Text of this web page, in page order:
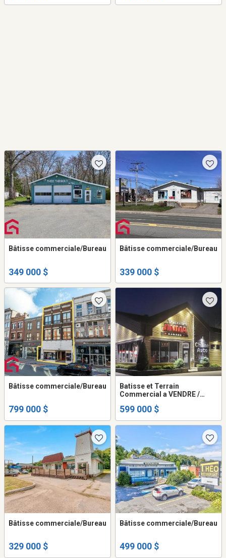
Bâtisse commerciale/Bureau
349 000 $
Bâtisse commerciale/Bureau
339 000 $
Bâtisse commerciale/Bureau
799 000 $
Batisse et Terrain
Commercial a VENDRE /
Shawinigan ( Secteur Grand
environnementale Approuvée
599 000 $
Bâtisse commerciale/Bureau
329 000 $
Bâtisse commerciale/Bureau
499 000 $